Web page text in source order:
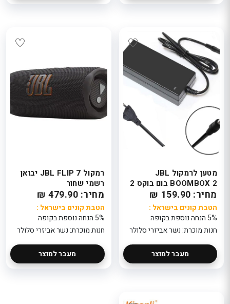
מטען לרמקול JBL
BOOMBOX 2 בום בוקס 2
מחיר: 159.90 ₪
הטבת קונים בישראל :
5% הנחה נוספת בקופה
חנות מוכרת: נשר אביזרי סלולר
מעבר למוצר
רמקול JBL FLIP 7 יבואן
רשמי שחור
מחיר: 479.90 ₪
הטבת קונים בישראל :
5% הנחה נוספת בקופה
חנות מוכרת: נשר אביזרי סלולר
מעבר למוצר